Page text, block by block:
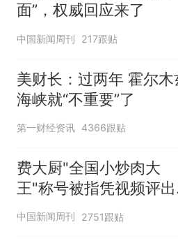
面”，权威回应来了
中国新闻周刊 217跟贴
美财长：过两年 霍尔木
海峡就“不重要”了
第一财经资讯 4366跟贴
费大厨"全国小炒肉大
王"称号被指凭视频评出
官方回应
中国新闻周刊 2751跟贴